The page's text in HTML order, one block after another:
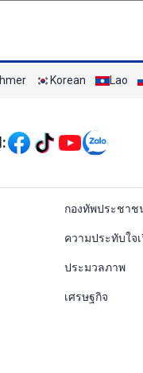
Korean Lao
tiếng Thái
กองทัพประชาช
ความประทับใจ
ประมวลภาพ
เศรษฐกิจ